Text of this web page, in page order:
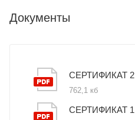
Документы
СЕРТИФИКАТ 2
762,1 кб
СЕРТИФИКАТ 1